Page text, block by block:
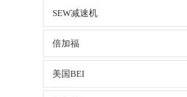
SEW减速机
倍加福
美国BEI